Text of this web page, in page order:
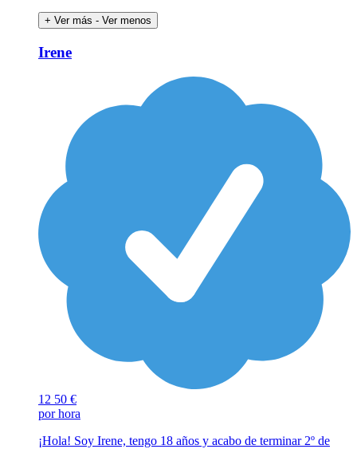
+ Ver más - Ver menos
Irene
12 50 €
por hora
¡Hola! Soy Irene, tengo 18 años y acabo de terminar 2º de